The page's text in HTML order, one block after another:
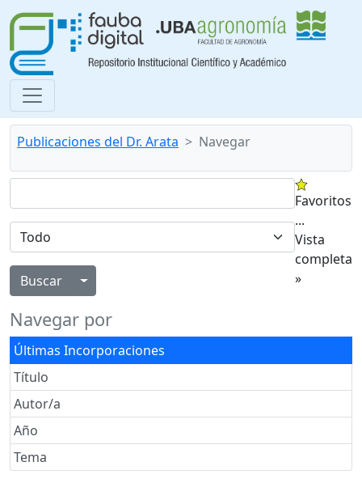
Publicaciones del Dr. Arata Navegar
Alternar menú desplegable
Favoritos
...
Vista
completa
»
Navegar por
Últimas Incorporaciones
Título
Autor/a
Año
Tema